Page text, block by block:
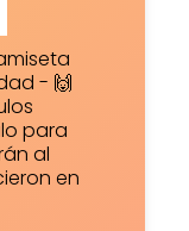
- 🙌
para
al
en